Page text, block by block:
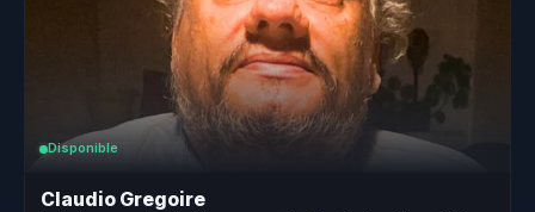
Disponible
Claudio Gregoire